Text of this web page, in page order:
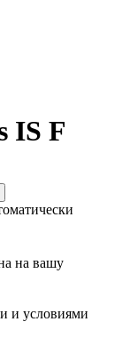
IS F
на вашу
и условиями